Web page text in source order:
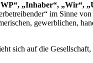
„Inhaber“, „Wir“,
im Sinne
gewerblichen,
sich auf die